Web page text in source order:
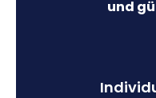
und